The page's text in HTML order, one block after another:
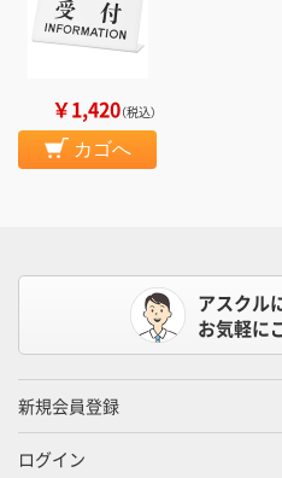
￥1,420（税込）
カゴへ
アスクル
お気軽に
新規会員登録
ログイン